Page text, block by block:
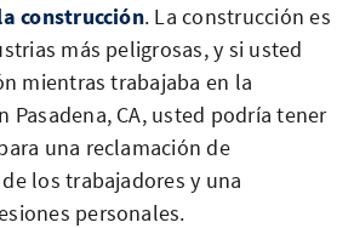
construcción. La construcción es
más peligrosas, y si usted
mientras trabajaba en la
Pasadena, CA, usted podría tener
una reclamación de
los trabajadores y una
personales.